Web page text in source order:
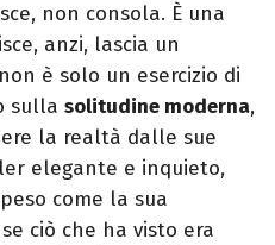
non consola. È una
anzi, lascia un
è solo un esercizio di
sulla solitudine moderna,
la realtà dalle sue
elegante e inquieto,
come la sua
ciò che ha visto era